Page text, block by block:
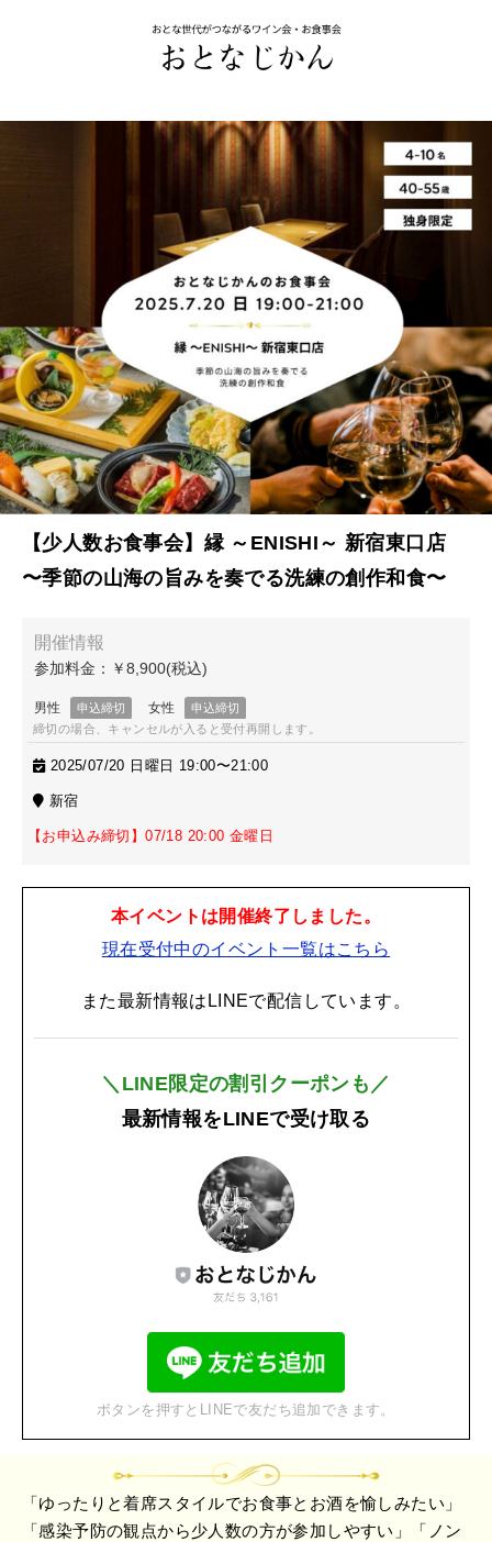
【少人数お食事会】縁 ～ENISHI～ 新宿東口店
〜季節の山海の旨みを奏でる洗練の創作和食〜
締切の場合、キャンセルが入ると受付再開します。
2025/07/20 日曜日 19:00〜21:00
新宿
【お申込み締切】07/18 20:00 金曜日
本イベントは開催終了しました。
現在受付中のイベント一覧はこちら
また最新情報はLINEで配信しています。
＼LINE限定の割引クーポンも／
最新情報をLINEで受け取る
ボタンを押すとLINEで友だち追加できます。
「ゆったりと着席スタイルでお食事とお酒を愉しみたい」
「感染予防の観点から少人数の方が参加しやすい」「ノン